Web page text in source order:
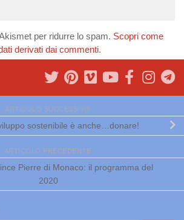
per ridurre lo spam. Scopri come
derivati dai commenti.
ARTICOLO SUCCESSIVO
sostenibile è anche…donare!
ARTICOLO PRECEDENTE
Pierre di Monaco: il programma del
2020